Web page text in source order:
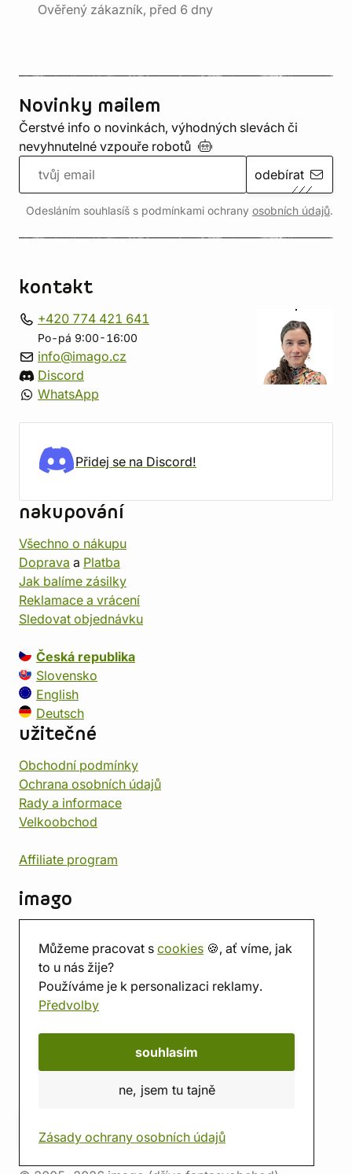
Můžeme pracovat s cookies 🍪, ať víme, jak
to u nás žije?
Používáme je k personalizaci reklamy.
Předvolby
souhlasím
ne, jsem tu tajně
Zásady ochrany osobních údajů
Ověřený zákazník, před 6 dny
Novinky mailem
Čerstvé info o novinkách, výhodných slevách či
nevyhnutelné vzpouře robotů
odebírat
Odesláním souhlasíš s podmínkami ochrany osobních údajů.
kontakt
+420 774 421 641
Po-pá 9:00-16:00
info@imago.cz
Discord
WhatsApp
Přidej se na Discord!
nakupování
Všechno o nákupu
Doprava a Platba
Jak balíme zásilky
Reklamace a vrácení
Sledovat objednávku
Česká republika
Slovensko
English
Deutsch
užitečné
Obchodní podmínky
Ochrana osobních údajů
Rady a informace
Velkoobchod
Affiliate program
imago
Prodejna
Herna
O nás
Hodnocení obchodu